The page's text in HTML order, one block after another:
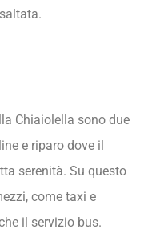
Chiaiolella sono due
e riparo dove il
serenità. Su questo
come taxi e
il servizio bus.